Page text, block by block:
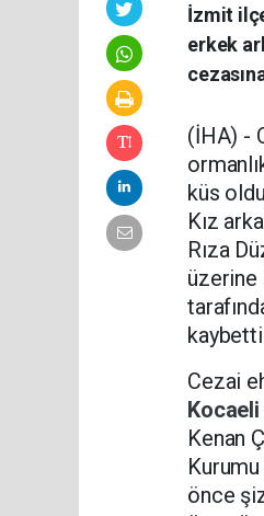
İzmit
erkek
(İHA) -
küs
Kız
Rıza
üzerine
Cezai
Kocaeli
Kenan
önce